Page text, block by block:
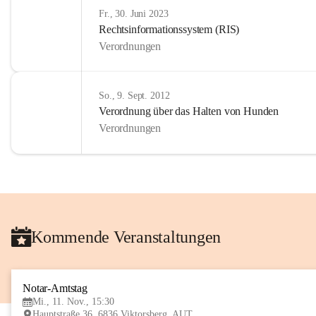
Fr., 30. Juni 2023
Rechtsinformationssystem (RIS)
Verordnungen
So., 9. Sept. 2012
Verordnung über das Halten von Hunden
Verordnungen
Kommende Veranstaltungen
Notar-Amtstag
Mi., 11. Nov., 15:30